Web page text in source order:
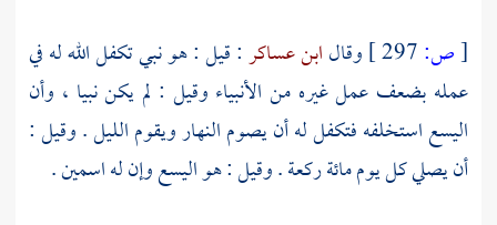
[ص: وقالابن عساكر: قيل : هو نبي تكفل الله له في
عمله بضعف عمل غيره من الأنبياء وقيل : لم يكن نبيا ، وأن
اليسع استخلفه فتكفل له أن يصوم النهار ويقوم الليل . وقيل :
أن يصلي كل يوم مائة ركعة . وقيل : هواليسعوإن له اسمين .